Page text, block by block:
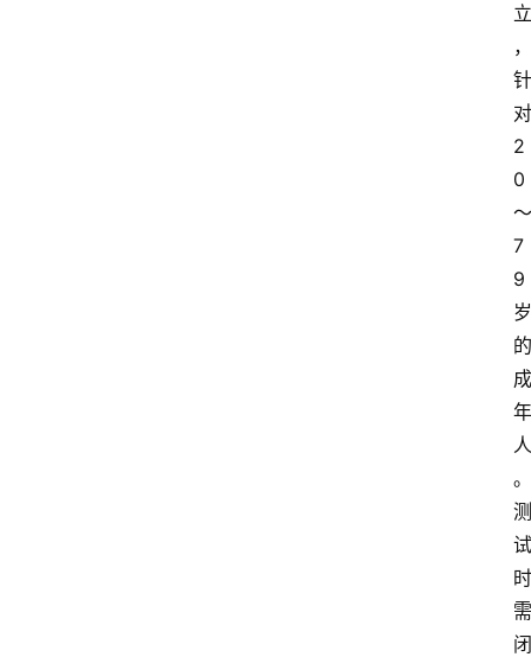
立
，
针
对
2
0
～
7
9
岁
的
成
年
人
。
测
试
时
需
闭